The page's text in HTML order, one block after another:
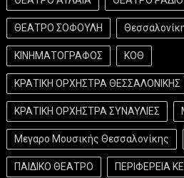
ΘΕΑΤΡΟ ΣΟΦΟΥΛΗ
ΚΙΝΗΜΑΤΟΓΡΑΦΟΣ ΚΟΘ
ΚΡΑΤΙΚΗ ΟΡΧΗΣΤΡΑ ΘΕΣΣΑΛΟΝΙΚΗΣ
ΚΡΑΤΙΚΗ ΟΡΧΗΣΤΡΑ ΣΥΝΑΥΛΙΕΣ
Μεγαρο Μουσικής Θεσσαλονίκης
ΠΑΙΔΙΚΟ ΘΕΑΤΡΟ ΠΕΡΙΦΕΡΕΙΑ